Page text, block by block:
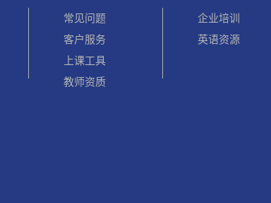
常见问题
客户服务
上课工具
教师资质
企业培训
英语资源